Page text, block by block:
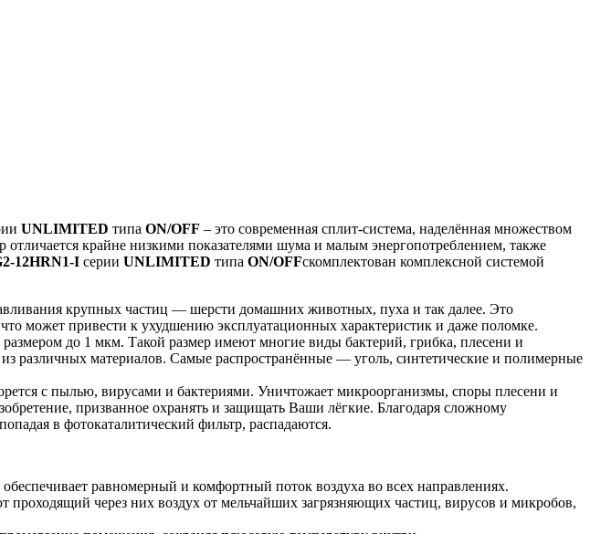
UNLIMITED типа ON/OFF – это современная сплит-система, наделённая множеством
крайне низкими показателями шума и малым энергопотреблением, также
12HRN1-I серии UNLIMITED типа ON/OFFскомплектован комплексной системой
крупных частиц — шерсти домашних животных, пуха и так далее. Это
может привести к ухудшению эксплуатационных характеристик и даже поломке.
до 1 мкм. Такой размер имеют многие виды бактерий, грибка, плесени и
различных материалов. Самые распространённые — уголь, синтетические и полимерные
с пылью, вирусами и бактериями. Уничтожает микроорганизмы, споры плесени и
призванное охранять и защищать Ваши лёгкие. Благодаря сложному
в фотокаталитический фильтр, распадаются.
равномерный и комфортный поток воздуха во всех направлениях.
через них воздух от мельчайших загрязняющих частиц, вирусов и микробов,